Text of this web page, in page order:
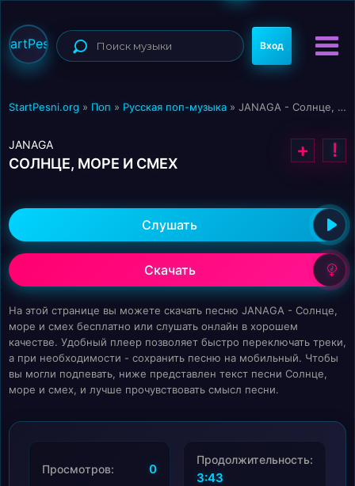
Вход
StartPesni.org » Поп » Русская поп-музыка » JANAGA - Солнце, море и смех
JANAGA
СОЛНЦЕ, МОРЕ И СМЕХ
+ !
Слушать
Скачать
На этой странице вы можете скачать песню JANAGA - Солнце,
море и смех бесплатно или слушать онлайн в хорошем
качестве. Удобный плеер позволяет быстро переключать треки,
а при необходимости - сохранить песню на мобильный. Чтобы
вы могли подпевать, ниже представлен текст песни Солнце,
море и смех, и лучше прочувствовать смысл песни.
Просмотров: 0
Продолжительность:
3:43